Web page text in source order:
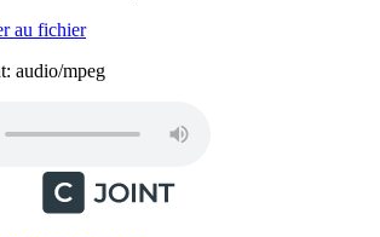
au fichier
audio/mpeg